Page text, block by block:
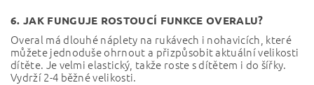
6. JAK FUNGUJE ROSTOUCÍ FUNKCE OVERALU?
Overal má dlouhé náplety na rukávech i nohavicích, které
můžete jednoduše ohrnout a přizpůsobit aktuální velikosti
dítěte. Je velmi elastický, takže roste s dítětem i do šířky.
Vydrží 2-4 běžné velikosti.